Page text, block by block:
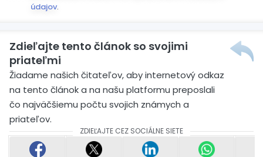
údajov.
Zdieľajte tento článok so svojimi
priateľmi
Žiadame našich čitateľov, aby internetový odkaz
na tento článok a na našu platformu preposlali
čo najväčšiemu počtu svojich známych a
priateľov.
ZDIEĽAJTE CEZ SOCIÁLNE SIETE